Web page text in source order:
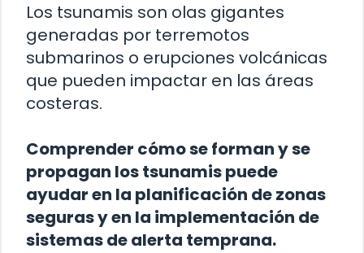
Los tsunamis son olas gigantes
generadas por terremotos
submarinos o erupciones volcánicas
que pueden impactar en las áreas
costeras.
Comprender cómo se forman y se
propagan los tsunamis puede
ayudar en la planificación de zonas
seguras y en la implementación de
sistemas de alerta temprana.